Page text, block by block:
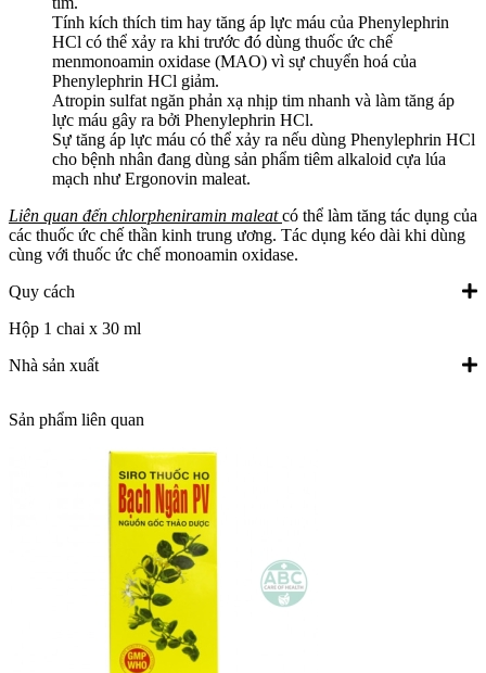
Tính kích thích tim hay tăng áp lực máu của Phenylephrin
HCl có thể xảy ra khi trước đó dùng thuốc ức chế
menmonoamin oxidase (MAO) vì sự chuyển hoá của
Phenylephrin HCl giảm.
Atropin sulfat ngăn phản xạ nhịp tim nhanh và làm tăng áp
lực máu gây ra bởi Phenylephrin HCl.
Sự tăng áp lực máu có thể xảy ra nếu dùng Phenylephrin HCl
cho bệnh nhân đang dùng sản phẩm tiêm alkaloid cựa lúa
mạch như Ergonovin maleat.
Liên quan đến chlorpheniramin maleatcó thể làm tăng tác dụng của
các thuốc ức chế thần kinh trung ương. Tác dụng kéo dài khi dùng
cùng với thuốc ức chế monoamin oxidase.
Quy cách
Hộp 1 chai x 30 ml
Nhà sản xuất
Sản phẩm liên quan